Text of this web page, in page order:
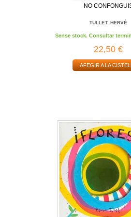
NO
TULLET, HERVÉ
Sense stock. Consultar
22,50 €
AFEGIR A LA